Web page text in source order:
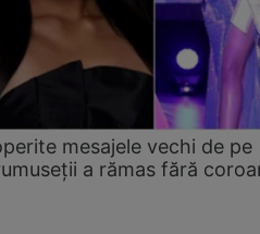
mesajele vechi de pe
a rămas fără